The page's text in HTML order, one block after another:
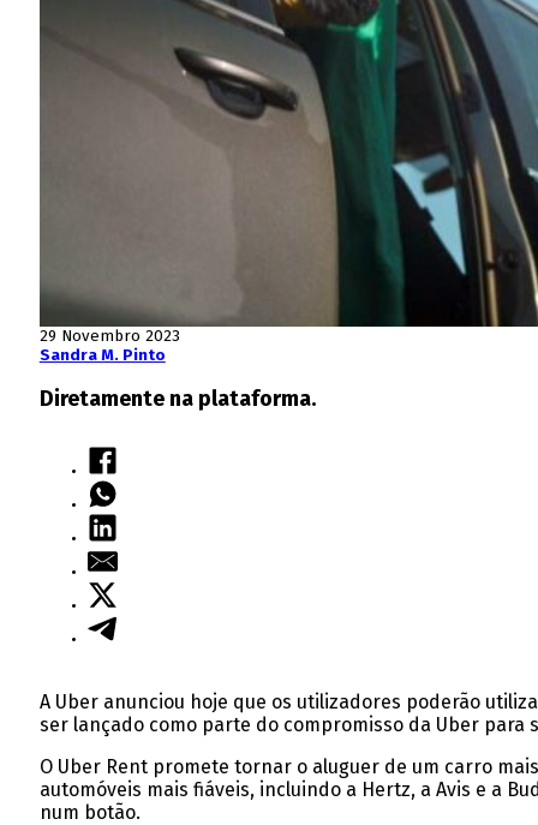
29 Novembro 2023
Sandra M. Pinto
Diretamente na plataforma.
A Uber anunciou hoje que os utilizadores poderão
ser lançado como parte do compromisso da Uber
O Uber Rent promete tornar o aluguer de um carro
automóveis mais fiáveis, incluindo a Hertz, a Avis e a
num botão.